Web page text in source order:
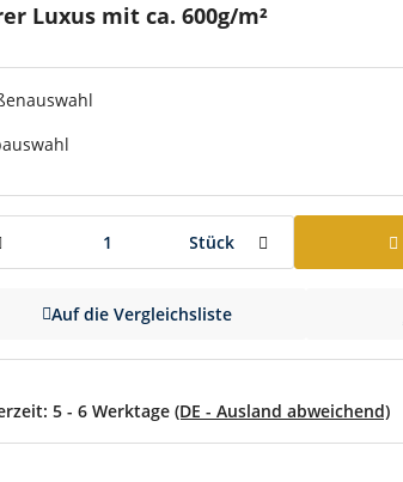
Luxus mit ca. 600g/m²
Auf die Vergleichsliste
Stück
5 - 6 Werktage (DE - Ausland abweichend)